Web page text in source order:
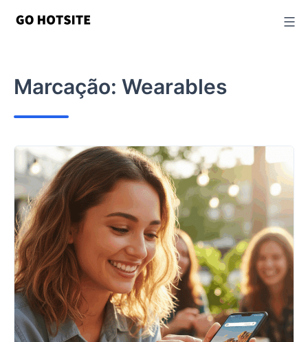
Marcação: Wearables